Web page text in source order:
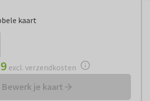
kaart
verzendkosten
excl. verzendkosten
Bewerk je kaart